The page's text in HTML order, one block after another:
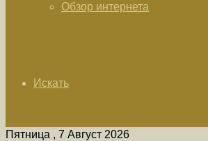
Обзор интернета
Искать
Пятница , 7 Август 2026